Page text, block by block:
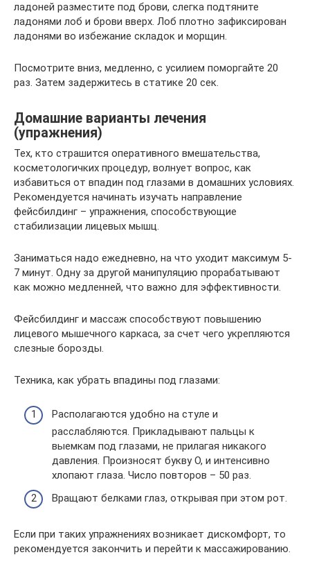
ладоней разместите под брови, слегка подтяните
ладонями лоб и брови вверх. Лоб плотно зафиксирован
ладонями во избежание складок и морщин.​
Посмотрите вниз, медленно, с усилием поморгайте 20
раз. Затем задержитесь в статике 20 сек.
Домашние варианты лечения
(упражнения)
Тех, кто страшится оперативного вмешательства,
косметологичких процедур, волнует вопрос, как
избавиться от впадин под глазами в домашних условиях.
Рекомендуется начинать изучать направление
фейсбилдинг – упражнения, способствующие
стабилизации лицевых мышц.
Заниматься надо ежедневно, на что уходит максимум 5-
7 минут. Одну за другой манипуляцию прорабатывают
как можно медленней, что важно для эффективности.
Фейсбилдинг и массаж способствуют повышению
лицевого мышечного каркаса, за счет чего укрепляются
слезные борозды.
Техника, как убрать впадины под глазами:
Располагаются удобно на стуле и
расслабляются. Прикладывают пальцы к
выемкам под глазами, не прилагая никакого
давления. Произносят букву О, и интенсивно
хлопают глаза. Число повторов – 50 раз.
Вращают белками глаз, открывая при этом рот.
Если при таких упражнениях возникает дискомфорт, то
рекомендуется закончить и перейти к массажированию.